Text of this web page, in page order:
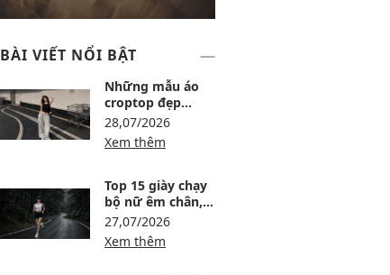
BÀI VIẾT NỔI BẬT
Những mẫu áo
croptop đẹp
nhất: Top 15 mẫu
dễ phối
28,07/2026
Xem thêm
Top 15 giày chạy
bộ nữ êm chân,
đáng mua tại
Maison Online
27,07/2026
Xem thêm